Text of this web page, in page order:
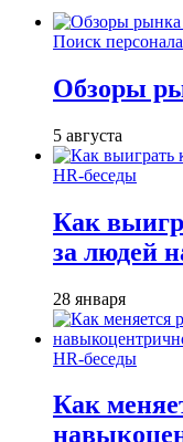
Поиск персонала
Обзоры
5 августа
HR-беседы
Как
за людей
28 января
HR-беседы
Как